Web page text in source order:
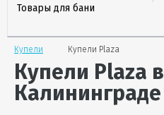
Товары для бани
Купели Купели Plaza
Купели Plaza в
Калининграде